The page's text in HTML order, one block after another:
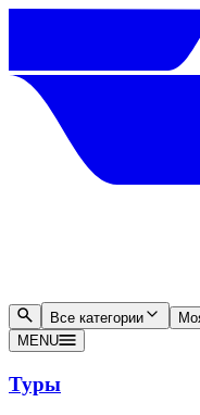
Все категории
MENU
Туры